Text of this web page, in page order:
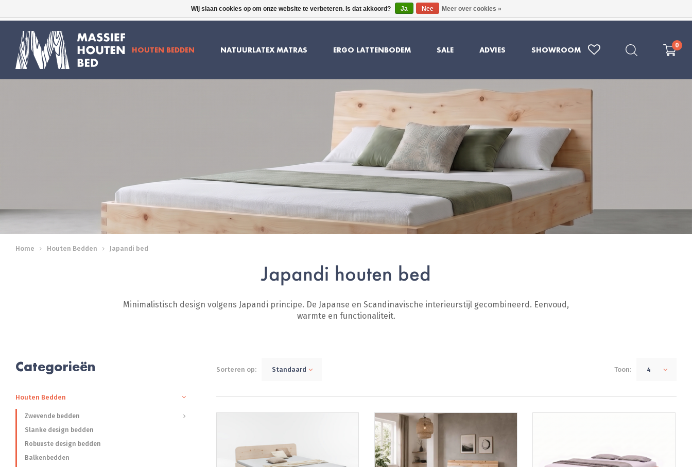
GRATIS BEZORGD 10 JAAR GARANTIE SUPERIEURE KWALITEIT UIT DUITSLAND
HOUTEN BEDDEN NATUURLATEX MATRAS ERGO LATTENBODEM SALE ADVIES SHOWROOM
0
Home Houten Bedden Japandi bed
Japandi houten bed
Minimalistisch design volgens Japandi principe. De Japanse en Scandinavische interieurstijl gecombineerd. Eenvoud,
warmte en functionaliteit.
Categorieën
Houten Bedden
Zwevende bedden
Slanke design bedden
Robuuste design bedden
Balkenbedden
Sorteren op: Standaard Toon: 4
Wij slaan cookies op om onze website te verbeteren. Is dat akkoord? Ja Nee Meer over cookies »